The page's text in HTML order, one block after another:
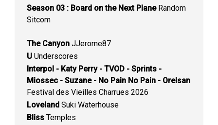
Season 03 : Board on the Next PlaneRandom
Sitcom
The Canyon JJerome87
U Underscores
Interpol - Katy Perry - TVOD - Sprints -
Miossec - Suzane - No Pain No Pain - Orelsan
Festival des Vieilles Charrues 2026
Loveland Suki Waterhouse
Bliss Temples